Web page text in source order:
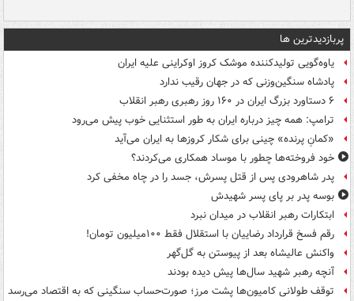
پربازدیدترین ها
یاوه‌گویی تولیدکننده موشک کروز اوکراینی علیه ایران
پادشاه سنگین‌وزنی که در جهان رقیب ندارد
۶ دستاورد بزرگ ایران در ۱۶۰ روز رهبری رهبر انقلاب
ترامپ: همه چیز درباره ایران به طور استثنایی خوب پیش می‌رود
«کمانِ پرنده» چینی برای شکار کروزها به ایران می‌آید
خود فروخته‌ها چطور با موساد همکاری می‌کردند؟
پدر شاهرودی پس از قتل پسرش، جسد را در چاه مخفی کرد
بوسه‌ پدر بر پای پسر شهیدش
ابتکارات رهبر انقلاب در میدان نبرد
رقم فسخ قرارداد رضاییان با استقلال فقط ۱۰۰میلیون تومان!
واکنش عالیشاه بعد از پیوستن به گل‌گهر
آنچه رهبر شهید سال‌ها پیش دیده بودند
توقف طولانی کامیون‌ها پشت مرز؛ صورت‌حساب سنگینی که به اقتصاد می‌رسد